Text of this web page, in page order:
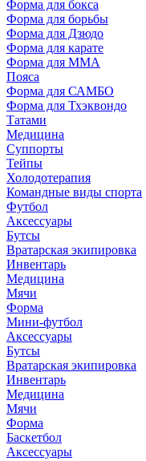
Форма для бокса
Форма для борьбы
Форма для Дзюдо
Форма для карате
Форма для MMA
Пояса
Форма для САМБО
Форма для Тхэквондо
Татами
Медицина
Суппорты
Тейпы
Холодотерапия
Командные виды спорта
Футбол
Аксессуары
Бутсы
Вратарская экипировка
Инвентарь
Медицина
Мячи
Форма
Мини-футбол
Аксессуары
Бутсы
Вратарская экипировка
Инвентарь
Медицина
Мячи
Форма
Баскетбол
Аксессуары